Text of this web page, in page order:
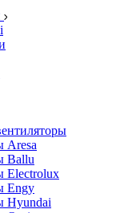
Aresa
Ballu
Electrolux
Engy
Hyundai